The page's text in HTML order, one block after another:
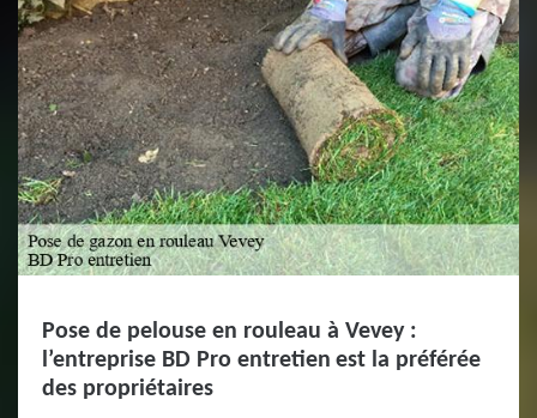
Pose de pelouse en rouleau à Vevey :
l’entreprise BD Pro entretien est la préférée
des propriétaires